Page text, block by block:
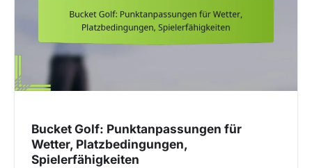
Bucket Golf: Punktanpassungen für
Wetter, Platzbedingungen,
Spielerfähigkeiten